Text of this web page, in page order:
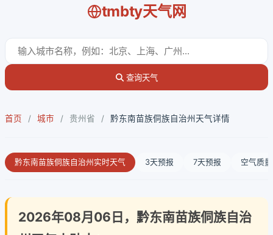
tmbty天气网
查询天气
首页 / 城市 / 贵州省 / 黔东南苗族侗族自治州天气详情
黔东南苗族侗族自治州实时天气 3天预报 7天预报 空气质量
2026年08月06日，黔东南苗族侗族自治